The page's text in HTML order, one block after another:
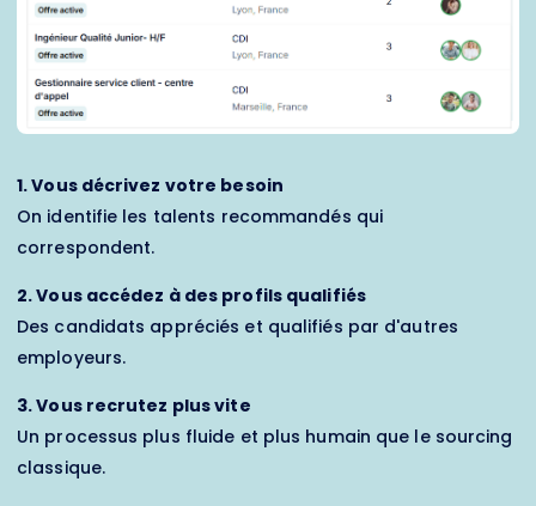
1. Vous décrivez votre besoin
On identifie les talents recommandés qui
correspondent.
2. Vous accédez à des profils qualifiés
Des candidats appréciés et qualifiés par d'autres
employeurs.
3. Vous recrutez plus vite
Un processus plus fluide et plus humain que le sourcing
classique.